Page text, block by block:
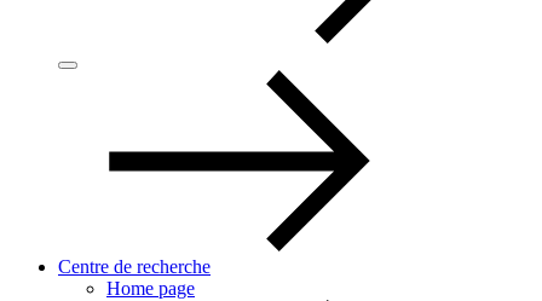
Centre de recherche
Home page